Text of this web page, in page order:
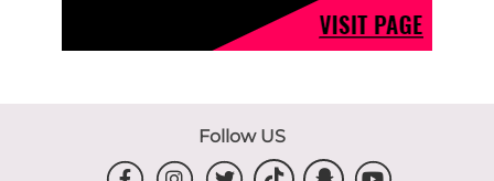
Follow US